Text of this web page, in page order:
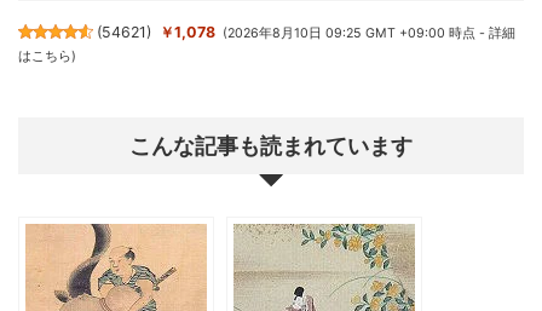
(54621) ￥1,078 (2026年8月10日 09:25 GMT +09:00 時点 -詳細
はこちら)
こんな記事も読まれています